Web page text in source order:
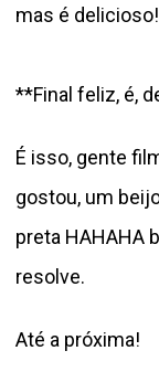
mas é delicioso!
**Final feliz, é,
É isso, gente
gostou, um
preta HAHAHA
resolve.
Até a próxima!